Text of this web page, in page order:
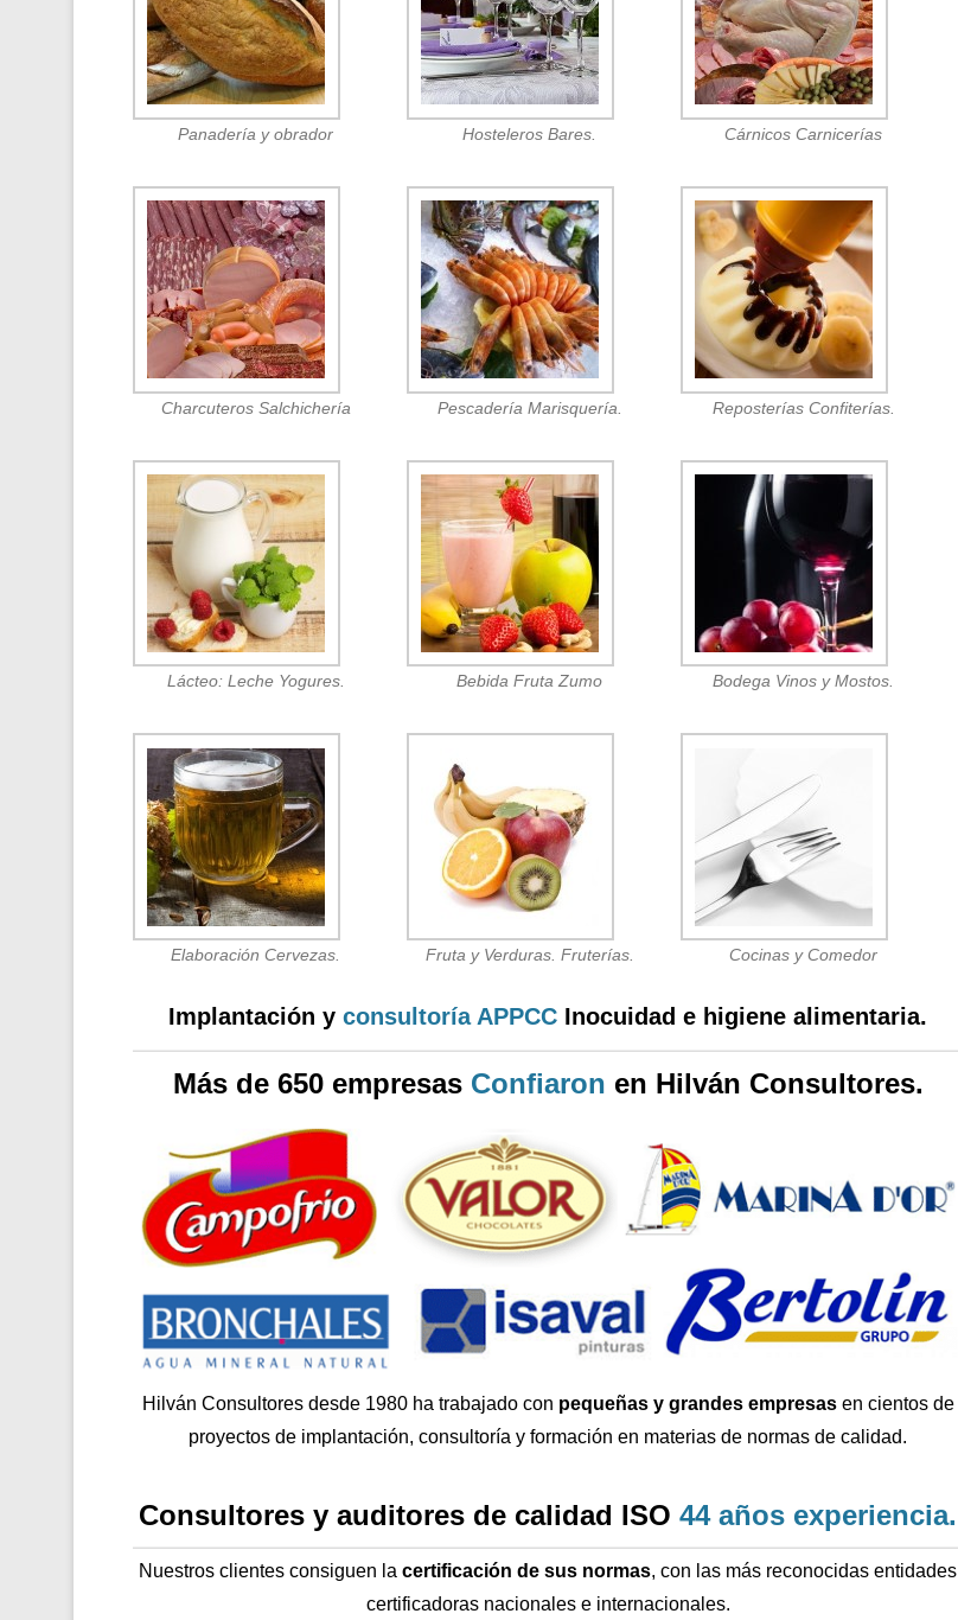
Panadería y obrador Hosteleros Bares. Cárnicos Carnicerías
Charcuteros Salchichería Pescadería Marisquería. Reposterías Confiterías.
Lácteo: Leche Yogures. Bebida Fruta Zumo Bodega Vinos y Mostos.
Elaboración Cervezas. Fruta y Verduras. Fruterías. Cocinas y Comedor
Implantación y consultoría APPCC Inocuidad e higiene alimentaria.
Más de 650 empresas Confiaron en Hilván Consultores.
Hilván Consultores desde 1980 ha trabajado con pequeñas y grandes empresas en cientos de
proyectos de implantación, consultoría y formación en materias de normas de calidad.
Consultores y auditores de calidad ISO 44 años experiencia.
Nuestros clientes consiguen la certificación de sus normas, con las más reconocidas entidades
certificadoras nacionales e internacionales.